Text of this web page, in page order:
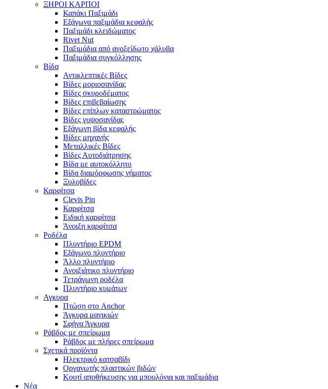
ΞΗΡΟΙ ΚΑΡΠΟΙ
Καπάκι Παξιμάδι
Εξάγωνα παξιμάδια κεφαλής
Παξιμάδι κλειδώματος
Rivet Nut
Παξιμάδια από ανοξείδωτο χάλυβα
Παξιμάδια συγκόλλησης
Βίδα
Αντικλεπτικές Βίδες
Βίδες μοριοσανίδας
Βίδες σκυροδέματος
Βίδες επιβεβαίωσης
Βίδες επίπλων καταστρώματος
Βίδες γυψοσανίδας
Εξάγωνη βίδα κεφαλής
Βίδες μηχανής
Μεταλλικές Βίδες
Βίδες Αυτοδιάτρησης
Βίδα με αυτοκόλλητο
Βίδα διαμόρφωσης νήματος
Ξυλοβίδες
Καρφίτσα
Clevis Pin
Καρφίτσα
Ειδική καρφίτσα
Άνοιξη καρφίτσα
Ροδέλα
Πλυντήριο EPDM
Εξάγωνο πλυντήριο
Άλλο πλυντήριο
Ανοιξιάτικο πλυντήριο
Τετράγωνη ροδέλα
Πλυντήριο κυμάτων
Αγκυρα
Πτώση στο Anchor
Άγκυρα μανικιών
Σφήνα Άγκυρα
Ράβδος με σπείρωμα
Ράβδος με πλήρες σπείρωμα
Σχετικά προϊόντα
Ηλεκτρικό κατσαβίδι
Οργανωτής πλαστικών βιδών
Κουτί αποθήκευσης για μπουλόνια και παξιμάδια
Νέα